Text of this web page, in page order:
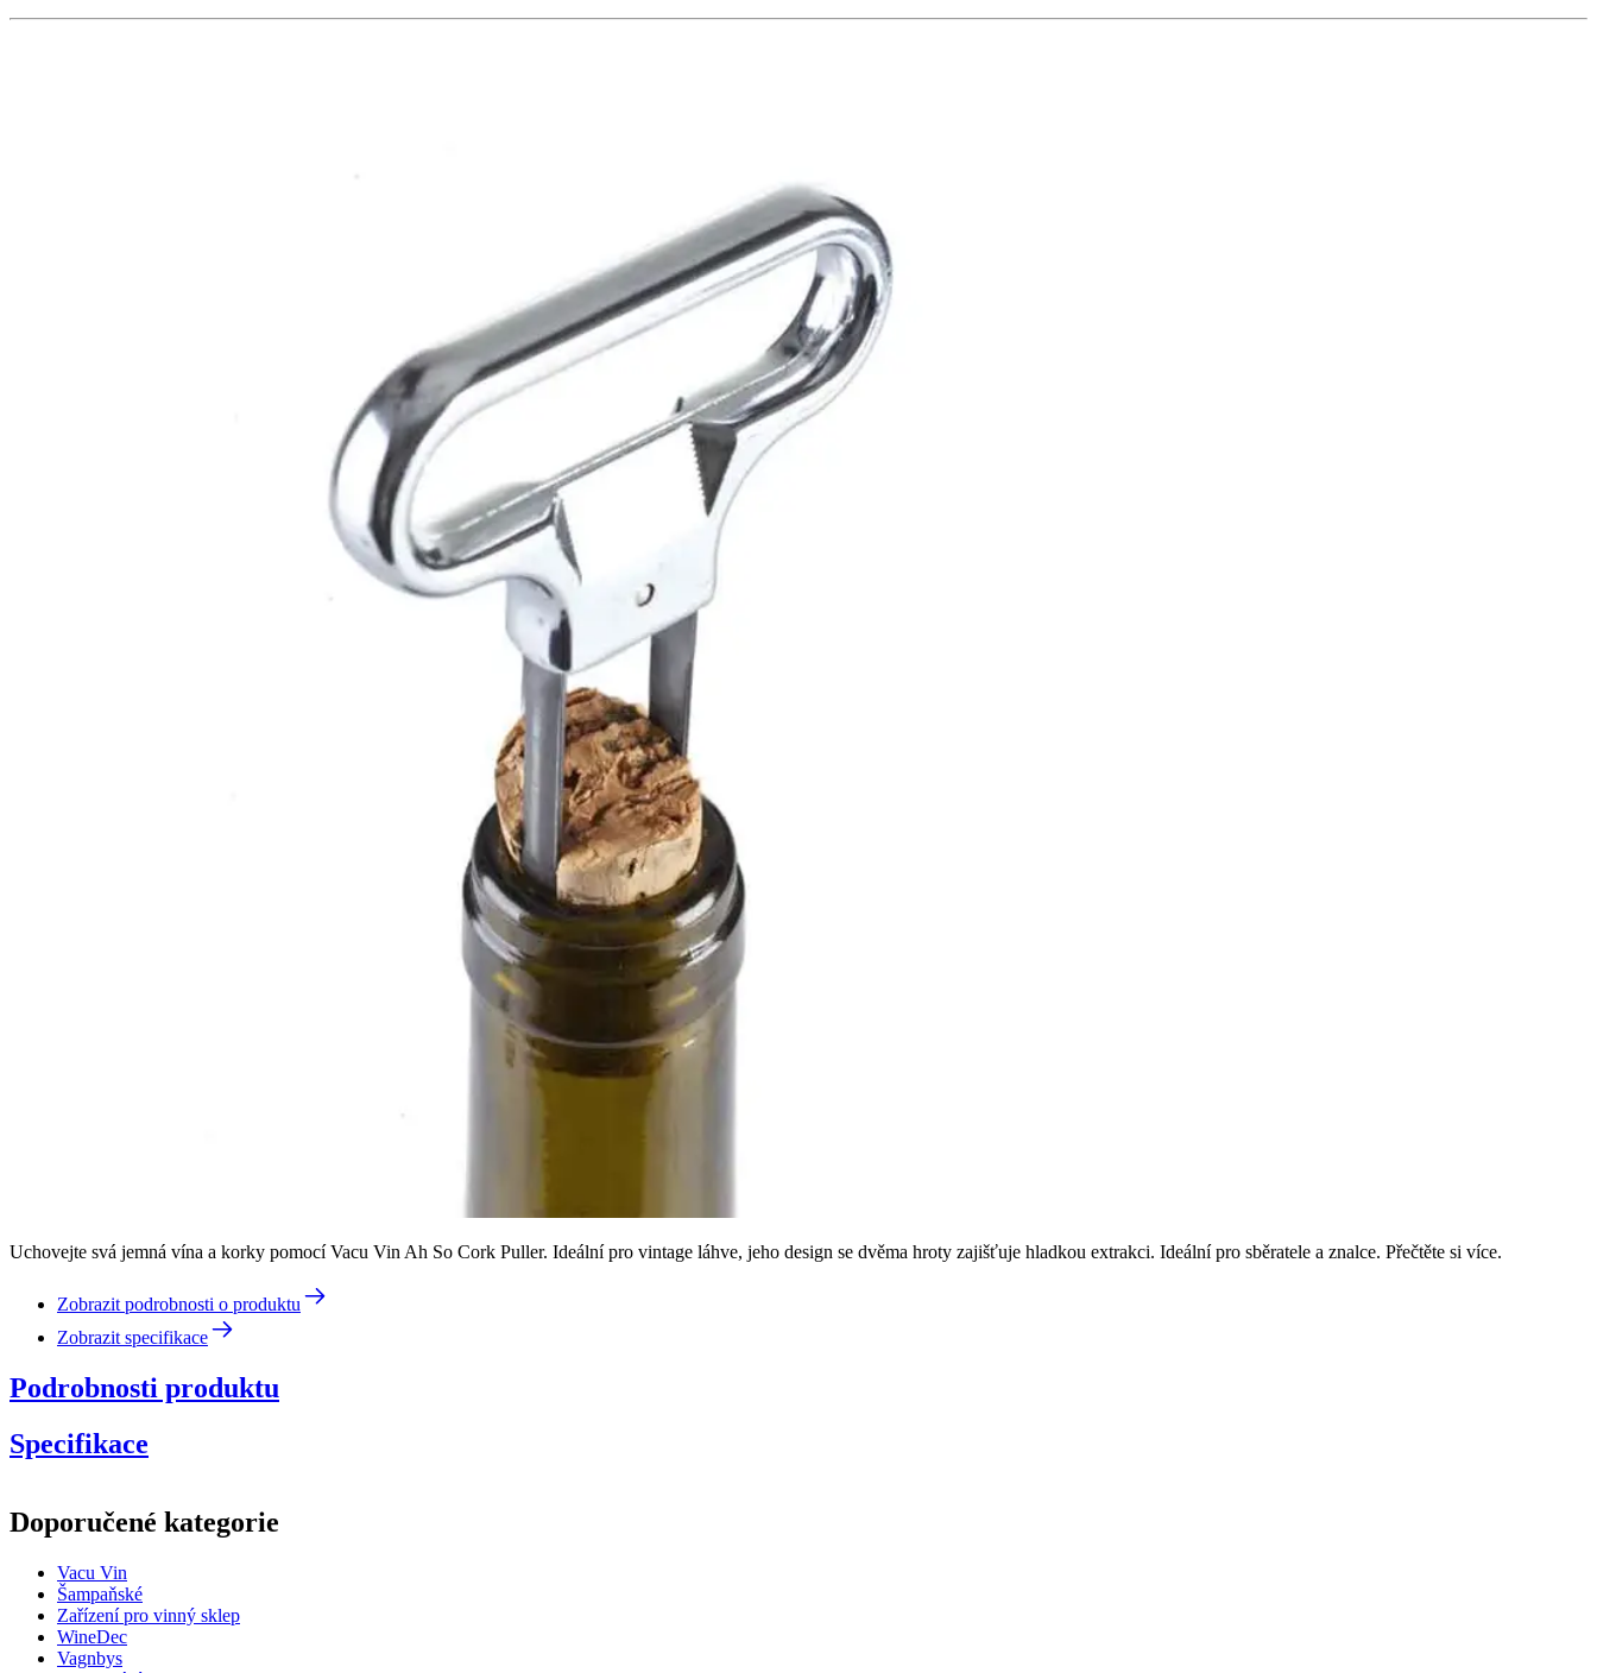
Uchovejte svá jemná vína a korky pomocí Vacu Vin Ah So Cork Puller. Ideální pro vintage láhve, jeho design se dvěma hroty zajišťuje hladkou extrakci. Ideální pro sběratele a znalce. Přečtěte si více.
Zobrazit podrobnosti o produktu
Zobrazit specifikace
Podrobnosti produktu
Specifikace
Číslo produktuV68405606
Rozměry (ŠxVxH cm)
Hmotnost (kg)0.47
Výška (cm)
Šířka (cm)
Doporučené kategorie
Vacu Vin
Šampaňské
Zařízení pro vinný sklep
WineDec
Vagnbys